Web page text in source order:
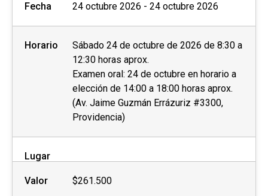
Fecha 24 octubre 2026 - 24 octubre 2026
Horario
Sábado 24 de octubre de 2026 de 8:30 a
12:30 horas aprox.
Examen oral: 24 de octubre en horario a
elección de 14:00 a 18:00 horas aprox.
(Av. Jaime Guzmán Errázuriz #3300,
Providencia)
Lugar
Valor $261.500